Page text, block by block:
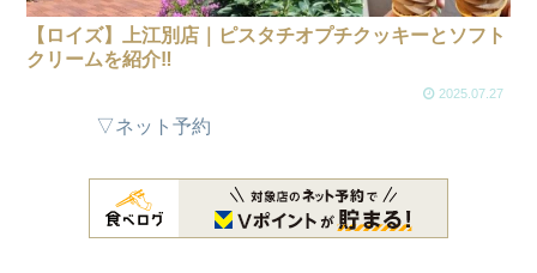
【ロイズ】上江別店｜ピスタチオプチクッキーとソフト
クリームを紹介‼
2025.07.27
▽ネット予約